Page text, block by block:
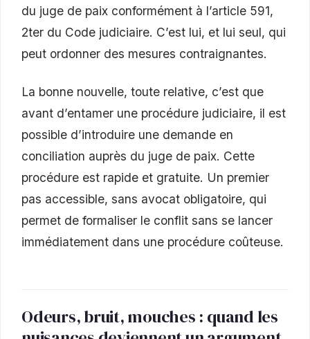
du juge de paix conformément à l’article 591,
2ter du Code judiciaire. C’est lui, et lui seul, qui
peut ordonner des mesures contraignantes.
La bonne nouvelle, toute relative, c’est que
avant d’entamer une procédure judiciaire, il est
possible d’introduire une demande en
conciliation auprès du juge de paix. Cette
procédure est rapide et gratuite. Un premier
pas accessible, sans avocat obligatoire, qui
permet de formaliser le conflit sans se lancer
immédiatement dans une procédure coûteuse.
Odeurs, bruit, mouches : quand les